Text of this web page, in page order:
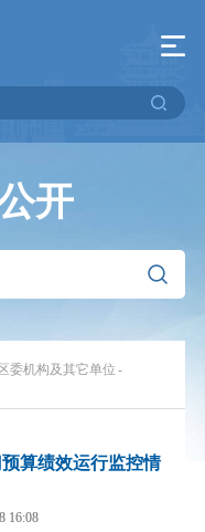
开
委机构及其它单位 -
算绩效运行监控情
16:08